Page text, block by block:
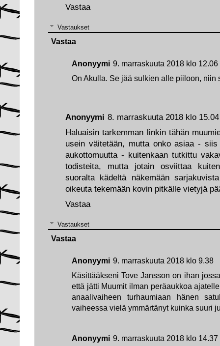
Anonyymi 8. marraskuuta 2018 klo 15.04
Haluaisin tarkemman linkin tähän
usein väitetään, mutta onko asiaa - siis
aukottomuutta - kuitenkaan tutkittu
todisteita, mutta jotain osviittaa
suoralta kädeltä näkemään
oikeuta tekemään kovin pitkälle vietyjä
Vastaa
Vastaukset
Anonyymi 9. marraskuuta 2018 klo 9.38
Käsittääkseni Tove Jansson on ihan
että jätti Muumit ilman peräaukkoa
anaalivaiheen turhaumiaan hänen
vaiheessa vielä ymmärtänyt kuinka suuri
Anonyymi 9. marraskuuta 2018 klo 14.37
Vastaa
Vastaa
Vastaukset
Anonyymi 9. marraskuuta 2018 klo 12.06
On Akulla. Se jää sulkien alle piiloon, niin
Vastaa